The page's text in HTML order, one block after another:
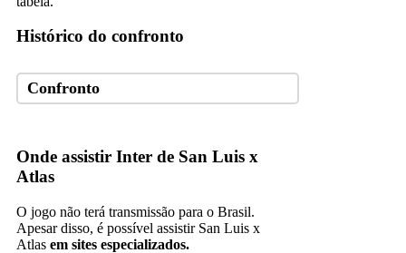
Histórico do confronto
Confronto
Onde assistir Inter de San Luis x
Atlas
O jogo não terá transmissão para o Brasil.
Apesar disso, é possível assistir San Luis x
Atlas em sites especializados.